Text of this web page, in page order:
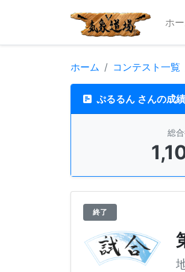
ホ
ホーム コンテスト一覧
ぷるるん さんの成
総
終了